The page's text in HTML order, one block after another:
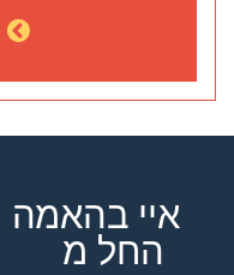
איי בהאמה
החל מ